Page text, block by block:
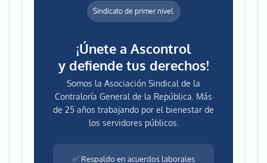
Sindicato de primer nivel
¡Únete a Ascontrol
y defiende tus derechos!
Somos la Asociación Sindical de la
Contraloría General de la República. Más
de 25 años trabajando por el bienestar de
los servidores públicos.
✅ Respaldo en acuerdos laborales